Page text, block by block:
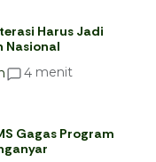
Harus Jadi
Nasional
4 menit
Gagas Program